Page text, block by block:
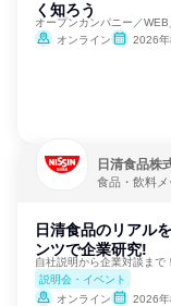
く知ろう
オープンカンパニー／
オンライン
2026年
日清食品株
食品・飲料メ
日清食品のリアル
ンツで企業研究!
説明会・イベント
オンライン
2026年8